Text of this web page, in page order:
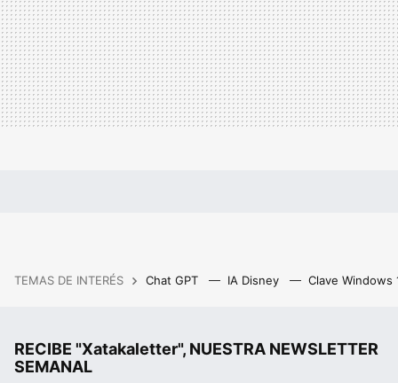
TEMAS DE INTERÉS Chat GPT IA Disney Clave Windows
RECIBE "Xatakaletter", NUESTRA NEWSLETTER
SEMANAL